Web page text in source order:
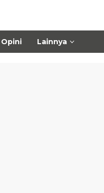
Opini Lainnya